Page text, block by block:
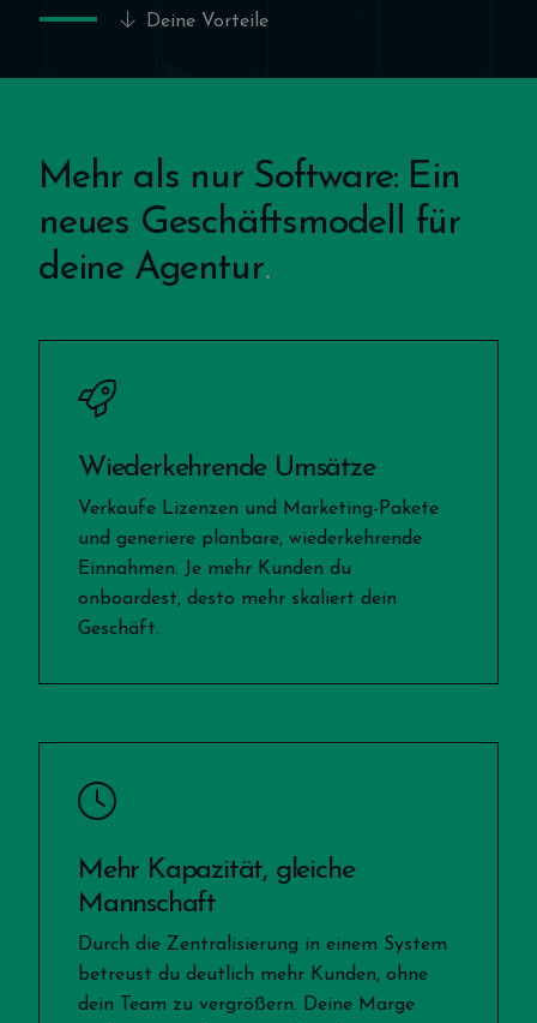
Deine Vorteile
Mehr als nur Software: Ein
neues Geschäftsmodell für
deine Agentur
Wiederkehrende Umsätze
Verkaufe Lizenzen und Marketing-Pakete
und generiere planbare, wiederkehrende
Einnahmen. Je mehr Kunden du
onboardest, desto mehr skaliert dein
Geschäft.
Mehr Kapazität, gleiche
Mannschaft
Durch die Zentralisierung in einem System
betreust du deutlich mehr Kunden, ohne
dein Team zu vergrößern. Deine Marge